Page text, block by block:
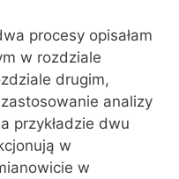
procesy opisałam
w rozdziale
drugim,
analizy
przykładzie dwu
w
w